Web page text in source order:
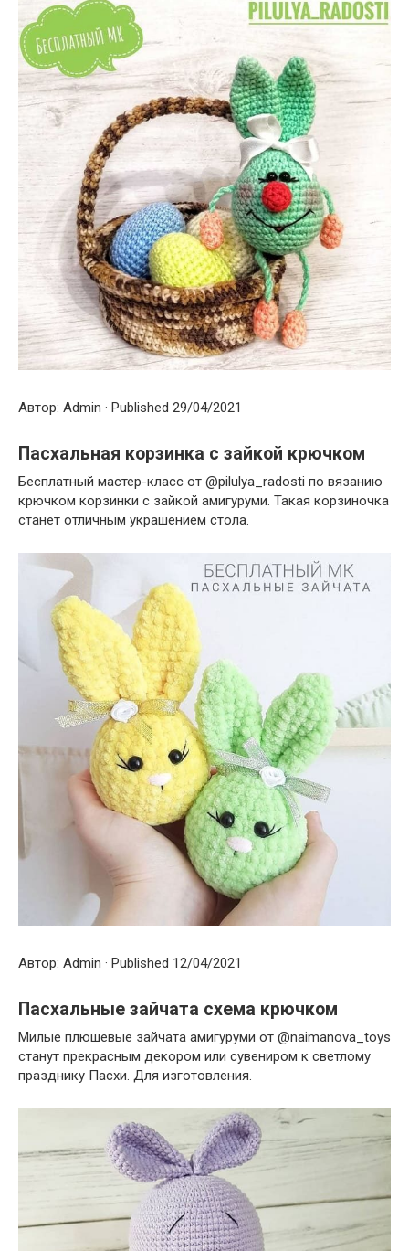
Автор: Admin · Published 29/04/2021
Пасхальная корзинка с зайкой крючком
Бесплатный мастер-класс от @pilulya_radosti по вязанию
крючком корзинки с зайкой амигуруми. Такая корзиночка
станет отличным украшением стола.
Автор: Admin · Published 12/04/2021
Пасхальные зайчата схема крючком
Милые плюшевые зайчата амигуруми от @naimanova_toys
станут прекрасным декором или сувениром к светлому
празднику Пасхи. Для изготовления.